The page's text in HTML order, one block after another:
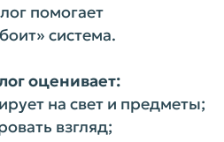
помогает
система.
оценивает:
на свет и предметы;
взгляд;